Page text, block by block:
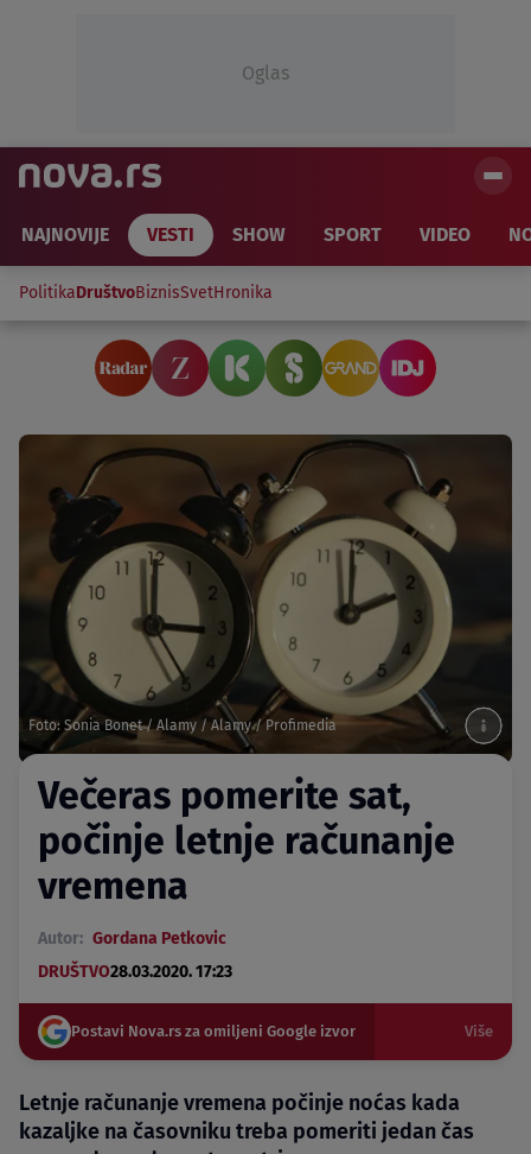
Oglas
NAJNOVIJE VESTI SHOW SPORT VIDEO
PolitikaDruštvoBiznisSvetHronika
Foto: Sonia Bonet / Alamy / Alamy / Profimedia
Večeras pomerite sat,
počinje letnje računanje
vremena
Autor: Gordana Petkovic
DRUŠTVO28.03.2020. 17:23
Postavi Nova.rs za omiljeni Google izvor Više
Letnje računanje vremena počinje noćas kada
kazaljke na časovniku treba pomeriti jedan čas